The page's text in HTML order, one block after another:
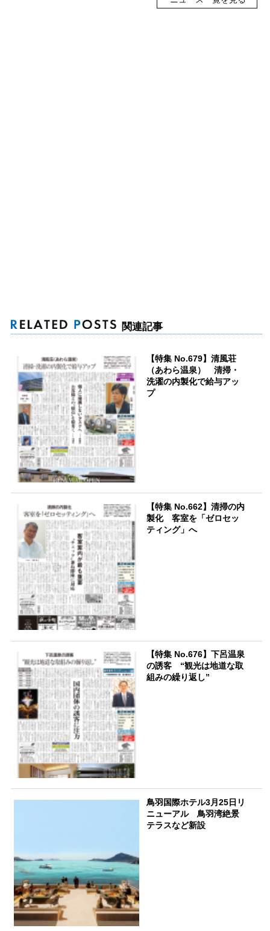
関連記事
【特集 No.679】清風荘
（あわら温泉） 清掃・
洗濯の内製化で給与アッ
プ
【特集 No.662】清掃の内
製化 客室を「ゼロセッ
ティング」へ
【特集 No.676】下呂温泉
の誘客 “観光は地道な取
組みの繰り返し”
鳥羽国際ホテル3月25日リ
ニューアル 鳥羽湾絶景
テラスなど新設